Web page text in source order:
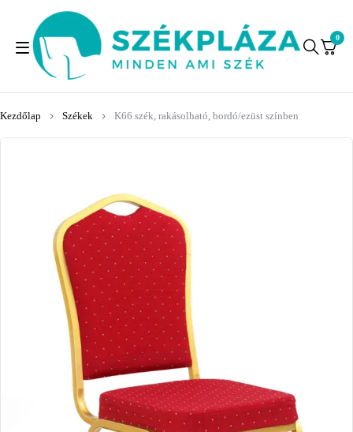
0
Kezdőlap Székek K66 szék, rakásolható, bordó/ezüst színben